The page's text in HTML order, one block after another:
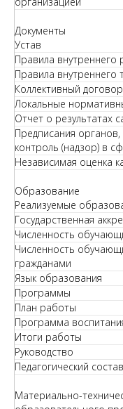
Документы
Устав
Правила внутреннего
Правила внутреннего
Коллективный договор
Локальные
Отчет о результатах
Предписания
контроль (надзор) в
Независимая оценка
Образование
Реализуемые
Государственная
Численность
Численность
гражданами
Язык образования
Программы
План работы
Программа
Итоги работы
Руководство
Педагогический состав
Материально-